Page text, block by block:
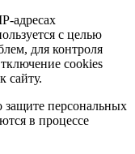
адресах
с целью
для контроля
cookies
сайту.
персональных
в процессе